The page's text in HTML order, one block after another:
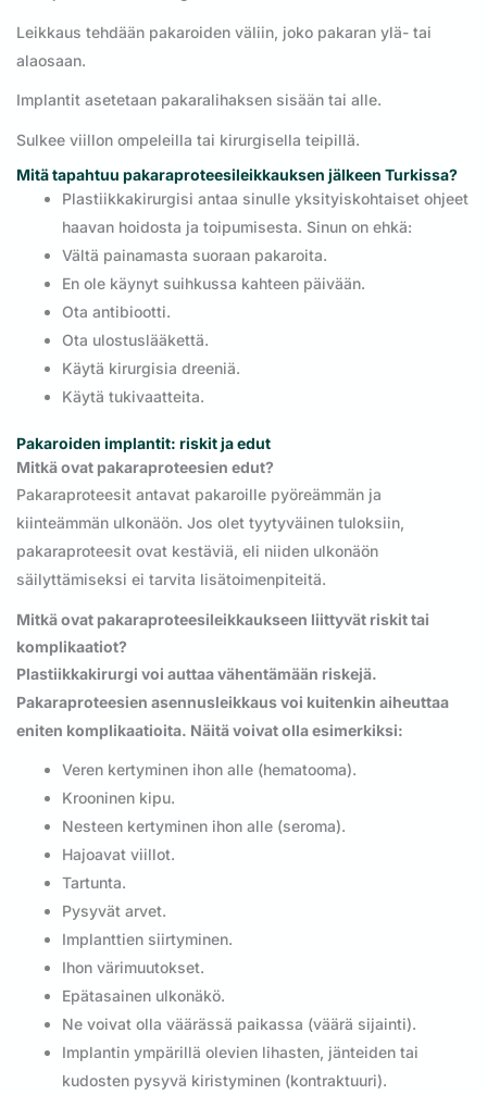
Leikkaus tehdään pakaroiden väliin, joko pakaran ylä- tai
alaosaan.
Implantit asetetaan pakaralihaksen sisään tai alle.
Sulkee viillon ompeleilla tai kirurgisella teipillä.
Mitä tapahtuu pakaraproteesileikkauksen jälkeen Turkissa?
Plastiikkakirurgisi antaa sinulle yksityiskohtaiset ohjeet
haavan hoidosta ja toipumisesta. Sinun on ehkä:
Vältä painamasta suoraan pakaroita.
En ole käynyt suihkussa kahteen päivään.
Ota antibiootti.
Ota ulostuslääkettä.
Käytä kirurgisia dreeniä.
Käytä tukivaatteita.
Pakaroiden implantit: riskit ja edut
Mitkä ovat pakaraproteesien edut?
Pakaraproteesit antavat pakaroille pyöreämmän ja
kiinteämmän ulkonäön. Jos olet tyytyväinen tuloksiin,
pakaraproteesit ovat kestäviä, eli niiden ulkonäön
säilyttämiseksi ei tarvita lisätoimenpiteitä.
Mitkä ovat pakaraproteesileikkaukseen liittyvät riskit tai
komplikaatiot?
Plastiikkakirurgi voi auttaa vähentämään riskejä.
Pakaraproteesien asennusleikkaus voi kuitenkin aiheuttaa
eniten komplikaatioita. Näitä voivat olla esimerkiksi:
Veren kertyminen ihon alle (hematooma).
Krooninen kipu.
Nesteen kertyminen ihon alle (seroma).
Hajoavat viillot.
Tartunta.
Pysyvät arvet.
Implanttien siirtyminen.
Ihon värimuutokset.
Epätasainen ulkonäkö.
Ne voivat olla väärässä paikassa (väärä sijainti).
Implantin ympärillä olevien lihasten, jänteiden tai
kudosten pysyvä kiristyminen (kontraktuuri).